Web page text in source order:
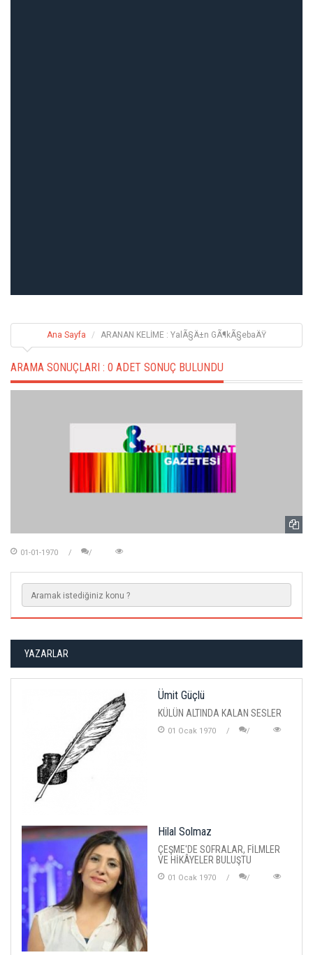
Ana Sayfa ARANAN KELİME : YalÃ§Ä±n GÃ¶kÃ§ebaÄŸ
ARAMA SONUÇLARI : 0 ADET SONUÇ BULUNDU
01-01-1970
YAZARLAR
Ümit Güçlü
KÜLÜN ALTINDA KALAN SESLER
01 Ocak 1970
Hilal Solmaz
ÇEŞME'DE SOFRALAR, FİLMLER
VE HİKÂYELER BULUŞTU
01 Ocak 1970